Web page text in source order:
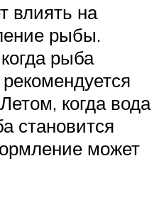
влиять на
рыбы.
рыба
когда вода
становится
может